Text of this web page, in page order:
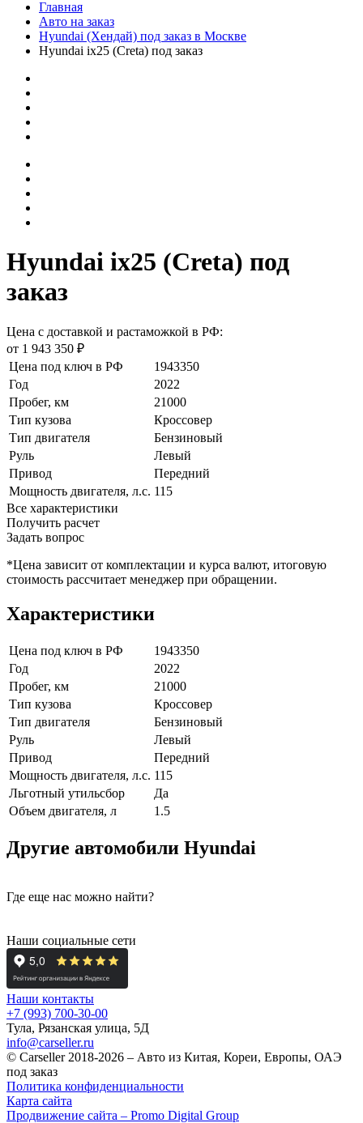
Главная
Авто на заказ
Hyundai (Хендай) под заказ в Москве
Hyundai ix25 (Creta) под заказ
Hyundai ix25 (Creta) под
заказ
Цена с доставкой и растаможкой в РФ:
от 1 943 350 ₽
Цена под ключ в РФ
1943350
Год
2022
Пробег, км
21000
Тип кузова
Кроссовер
Тип двигателя
Бензиновый
Руль
Левый
Привод
Передний
Мощность двигателя, л.с. 115
Все характеристики
Получить расчет
Задать вопрос
*Цена зависит от комплектации и курса валют, итоговую
стоимость рассчитает менеджер при обращении.
Характеристики
Цена под ключ в РФ
1943350
Год
2022
Пробег, км
21000
Тип кузова
Кроссовер
Тип двигателя
Бензиновый
Руль
Левый
Привод
Передний
Мощность двигателя, л.с. 115
Льготный утильсбор
Да
Объем двигателя, л
1.5
Другие автомобили Hyundai
Где еще нас можно найти?
Наши социальные сети
Наши контакты
+7 (993) 700-30-00
Тула, Рязанская улица, 5Д
info@carseller.ru
© Carseller 2018-2026 – Авто из Китая, Кореи, Европы, ОАЭ
под заказ
Политика конфиденциальности
Карта сайта
Продвижение сайта – Promo Digital Group